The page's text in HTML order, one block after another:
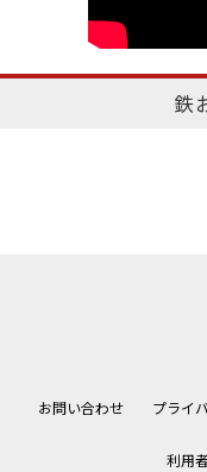
鉄
お問い合わせ プライ
利用